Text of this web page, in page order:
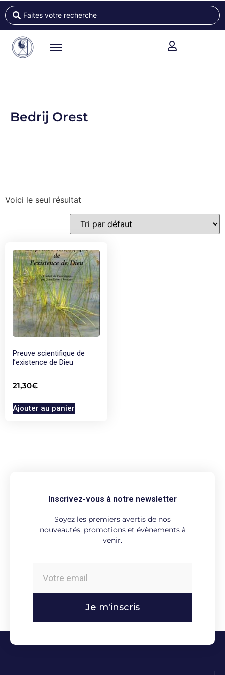
Bedrij Orest
Voici le seul résultat
Preuve scientifique de
l’existence de Dieu
21,30€
Ajouter au panier
Inscrivez-vous à notre newsletter
Soyez les premiers avertis de nos
nouveautés, promotions et évènements à
venir.
Je m'inscris